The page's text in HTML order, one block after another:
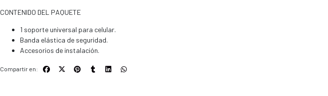
CONTENIDO DEL PAQUETE
1 soporte universal para celular.
Banda elástica de seguridad.
Accesorios de instalación.
Compartir en: